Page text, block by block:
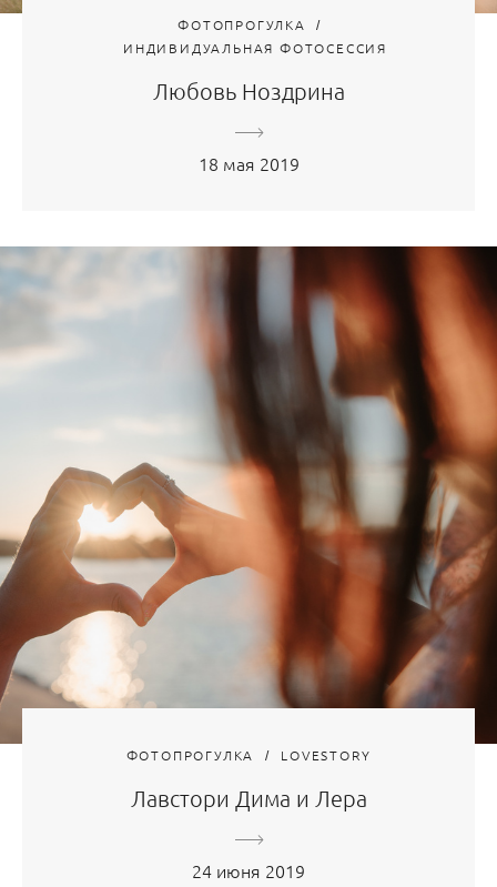
ФОТОПРОГУЛКА
ИНДИВИДУАЛЬНАЯ ФОТОСЕССИЯ
Любовь Ноздрина
18 мая 2019
ФОТОПРОГУЛКА LOVESTORY
Лавстори Дима и Лера
24 июня 2019